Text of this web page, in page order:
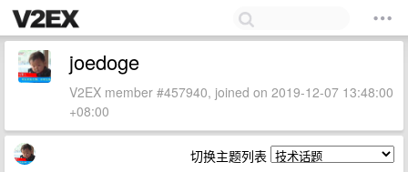
joedoge
V2EX member #457940, joined on 2019-12-07 13:48:00
+08:00
切换主题列表